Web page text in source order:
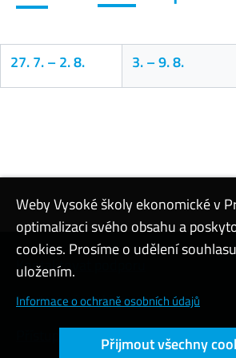
27. 7.–2. 8. 3.–9. 8.
Kontaktovat podporu
Nastavení cookies
Přístupnost webu
Weby Vysoké školy ekonomické v
optimalizaci svého obsahu a
cookies. Prosíme o udělení
uložením.
Informace o ochraně osobních údajů
Přijmout všechny